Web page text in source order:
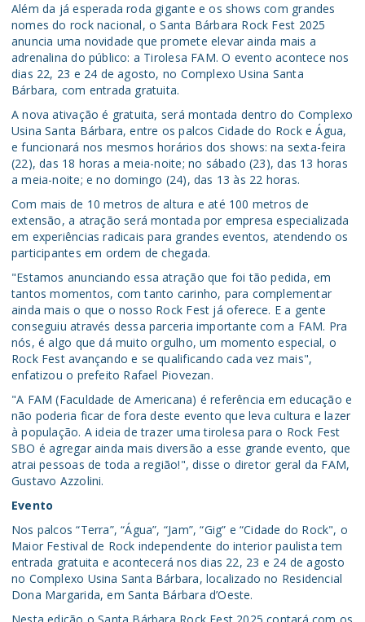
Além da já esperada roda gigante e os shows com grandes
nomes do rock nacional, o Santa Bárbara Rock Fest 2025
anuncia uma novidade que promete elevar ainda mais a
adrenalina do público: a Tirolesa FAM. O evento acontece nos
dias 22, 23 e 24 de agosto, no Complexo Usina Santa
Bárbara, com entrada gratuita.
A nova ativação é gratuita, será montada dentro do Complexo
Usina Santa Bárbara, entre os palcos Cidade do Rock e Água,
e funcionará nos mesmos horários dos shows: na sexta-feira
(22), das 18 horas a meia-noite; no sábado (23), das 13 horas
a meia-noite; e no domingo (24), das 13 às 22 horas.
Com mais de 10 metros de altura e até 100 metros de
extensão, a atração será montada por empresa especializada
em experiências radicais para grandes eventos, atendendo os
participantes em ordem de chegada.
"Estamos anunciando essa atração que foi tão pedida, em
tantos momentos, com tanto carinho, para complementar
ainda mais o que o nosso Rock Fest já oferece. E a gente
conseguiu através dessa parceria importante com a FAM. Pra
nós, é algo que dá muito orgulho, um momento especial, o
Rock Fest avançando e se qualificando cada vez mais",
enfatizou o prefeito Rafael Piovezan.
"A FAM (Faculdade de Americana) é referência em educação e
não poderia ficar de fora deste evento que leva cultura e lazer
à população. A ideia de trazer uma tirolesa para o Rock Fest
SBO é agregar ainda mais diversão a esse grande evento, que
atrai pessoas de toda a região!", disse o diretor geral da FAM,
Gustavo Azzolini.
Evento
Nos palcos “Terra”, “Água”, “Jam”, “Gig” e “Cidade do Rock", o
Maior Festival de Rock independente do interior paulista tem
entrada gratuita e acontecerá nos dias 22, 23 e 24 de agosto
no Complexo Usina Santa Bárbara, localizado no Residencial
Dona Margarida, em Santa Bárbara d’Oeste.